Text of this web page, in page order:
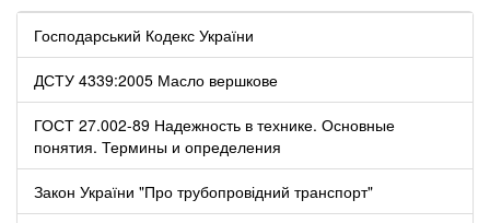
Господарський Кодекс України
ДСТУ 4339:2005 Масло вершкове
ГОСТ 27.002-89 Надежность в технике. Основные
понятия. Термины и определения
Закон України "Про трубопровідний транспорт"